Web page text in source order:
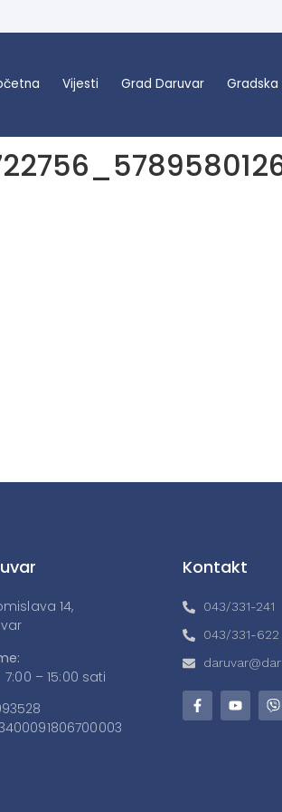
Vijesti Grad Daruvar
14,
– 15:00 sati
Kontakt
043/331-241
043/331-622